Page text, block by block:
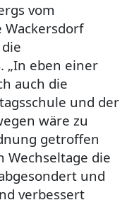
vom
Wackersdorf
„In eben einer
auch die
und der
wäre zu
getroffen
Wechseltage die
und
verbessert